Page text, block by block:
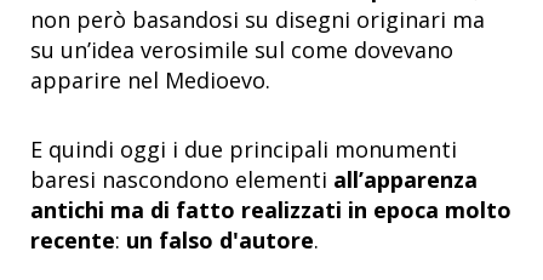
non però basandosi su disegni originari ma
su un’idea verosimile sul come dovevano
apparire nel Medioevo.
E quindi oggi i due principali monumenti
baresi nascondono elementi all’apparenza
antichi ma di fatto realizzati in epoca molto
recente: un falso d'autore.